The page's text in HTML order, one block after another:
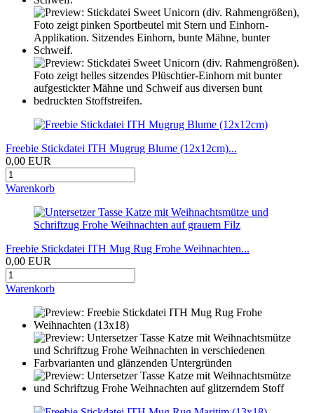
Freebie Stickdatei ITH Mugrug Blume (12x12cm)...
0,00 EUR
Warenkorb
Freebie Stickdatei ITH Mug Rug Frohe Weihnachten...
0,00 EUR
Warenkorb